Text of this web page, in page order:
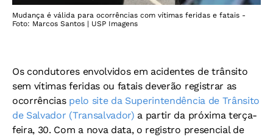
Mudança é válida para ocorrências com vítimas feridas e fatais -
Foto: Marcos Santos | USP Imagens
Os condutores envolvidos em acidentes de trânsito
sem vítimas feridas ou fatais deverão registrar as
ocorrências pelo site da Superintendência de Trânsito
de Salvador (Transalvador) a partir da próxima terça-
feira, 30. Com a nova data, o registro presencial de